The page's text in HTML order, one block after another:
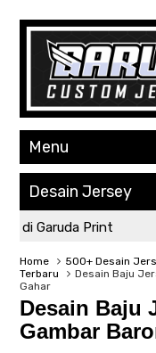
Menu
Desain Jersey
di Garuda Print
Home
500+ Desain
Terbaru
Desain Baju
Gahar
Desain Baju
Gambar